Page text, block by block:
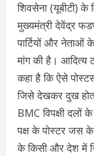
शिवसेना (यूबीटी) के
मुख्यमंत्री देवेंद्र
पार्टियों और नेताओं
मांग की है। आदित्य
कहा है कि ऐसे
जिसे देखकर दुख
BMC विपक्षी दलों
पक्ष के पोस्टर जस
के किसी और देश में